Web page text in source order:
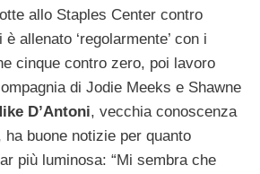
allo Staples Center contro
allenato ‘regolarmente’ con i
cinque contro zero, poi lavoro
di Jodie Meeks e Shawne
D’Antoni, vecchia conoscenza
buone notizie per quanto
più luminosa: “Mi sembra che